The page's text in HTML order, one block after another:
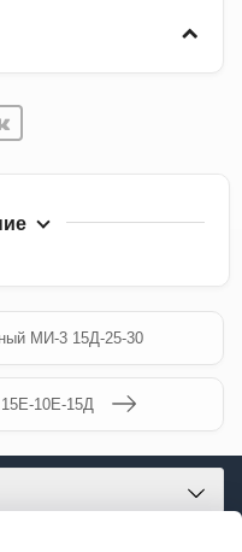
МИ-3 15Д-25-30
10Е-15Д